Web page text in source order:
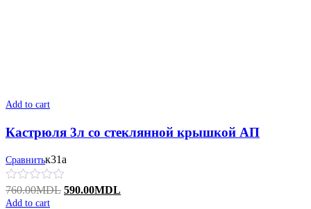
Add to cart
Кастрюля 3л со стеклянной крышкой АП
Сравнитьк31а
760.00MDL Original
590.00MDL
Add to cart